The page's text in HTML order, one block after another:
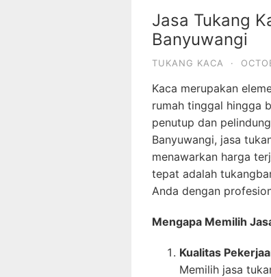
Jasa Tukang
Banyuwangi
TUKANG KACA ·
Kaca merupakan
rumah tinggal hingga
penutup dan
Banyuwangi, jasa
menawarkan harga
tepat adalah
Anda dengan
Mengapa Memilih
Kualitas
Memilih jasa